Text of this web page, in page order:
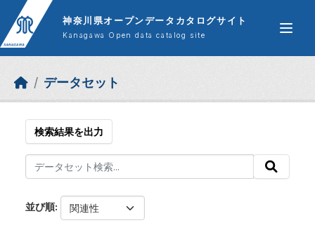
Skip to main content
神奈川県オープンデータカタログサイト
Kanagawa Open data catalog site
データセット
検索結果を出力
並び順